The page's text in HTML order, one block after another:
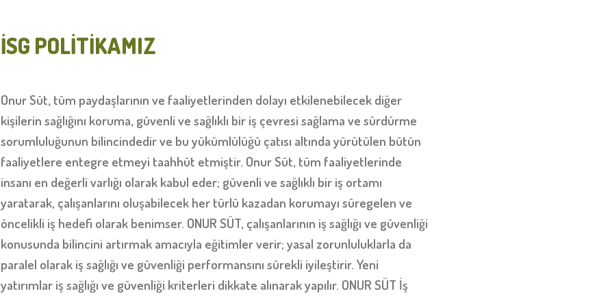
İSG POLİTİKAMIZ
Onur Süt, tüm paydaşlarının ve faaliyetlerinden dolayı etkilenebilecek diğer
kişilerin sağlığını koruma, güvenli ve sağlıklı bir iş çevresi sağlama ve sürdürme
sorumluluğunun bilincindedir ve bu yükümlülüğü çatısı altında yürütülen bütün
faaliyetlere entegre etmeyi taahhüt etmiştir. Onur Süt, tüm faaliyetlerinde
insanı en değerli varlığı olarak kabul eder; güvenli ve sağlıklı bir iş ortamı
yaratarak, çalışanlarını oluşabilecek her türlü kazadan korumayı süregelen ve
öncelikli iş hedefi olarak benimser. ONUR SÜT, çalışanlarının iş sağlığı ve güvenliği
konusunda bilincini artırmak amacıyla eğitimler verir; yasal zorunluluklarla da
paralel olarak iş sağlığı ve güvenliği performansını sürekli iyileştirir. Yeni
yatırımlar iş sağlığı ve güvenliği kriterleri dikkate alınarak yapılır. ONUR SÜT İş